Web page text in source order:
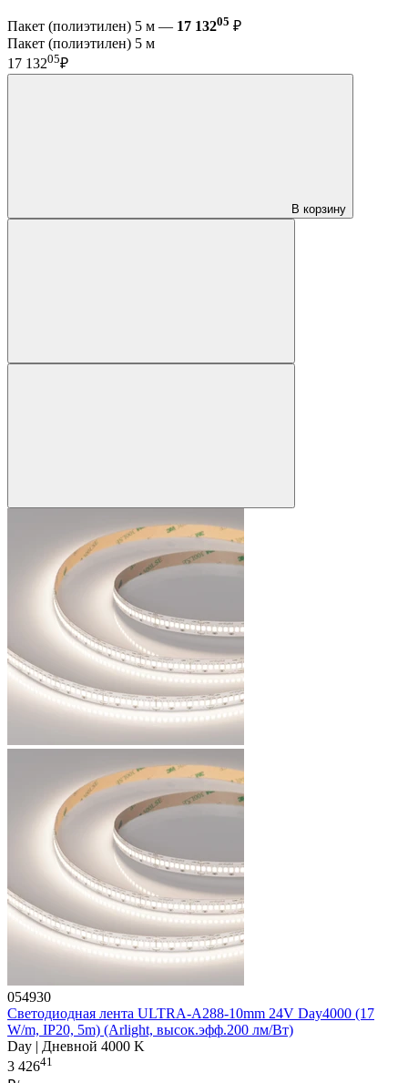
Пакет (полиэтилен) 5 м — 17 13205 ₽
Пакет (полиэтилен) 5 м
17 13205₽
В корзину
054930
Светодиодная лента ULTRA-A288-10mm 24V Day4000 (17
W/m, IP20, 5m) (Arlight, высок.эфф.200 лм/Вт)
Day | Дневной 4000 K
3 42641